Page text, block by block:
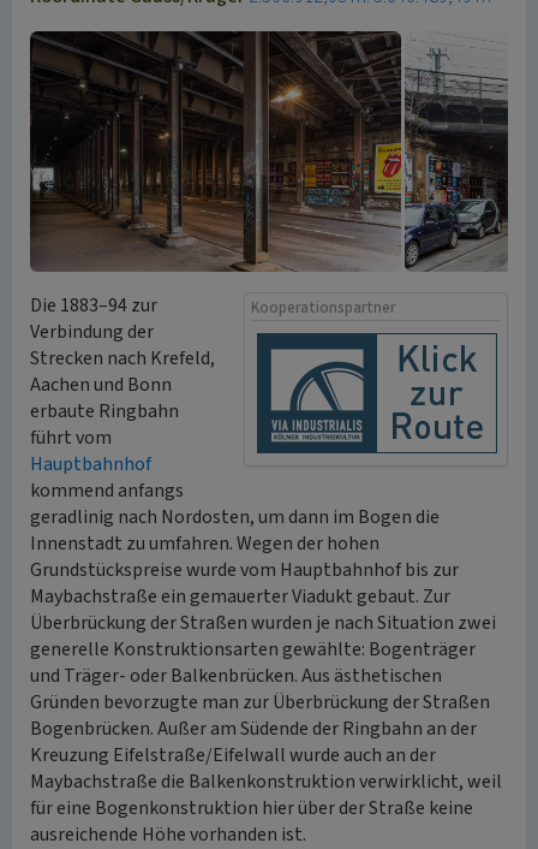
Kooperationspartner
Die 1883–94 zur
Verbindung der
Strecken nach Krefeld,
Aachen und Bonn
erbaute Ringbahn
führt vom
Hauptbahnhof
kommend anfangs
geradlinig nach Nordosten, um dann im Bogen die
Innenstadt zu umfahren. Wegen der hohen
Grundstückspreise wurde vom Hauptbahnhof bis zur
Maybachstraße ein gemauerter Viadukt gebaut. Zur
Überbrückung der Straßen wurden je nach Situation zwei
generelle Konstruktionsarten gewählte: Bogenträger
und Träger- oder Balkenbrücken. Aus ästhetischen
Gründen bevorzugte man zur Überbrückung der Straßen
Bogenbrücken. Außer am Südende der Ringbahn an der
Kreuzung Eifelstraße/Eifelwall wurde auch an der
Maybachstraße die Balkenkonstruktion verwirklicht, weil
für eine Bogenkonstruktion hier über der Straße keine
ausreichende Höhe vorhanden ist.